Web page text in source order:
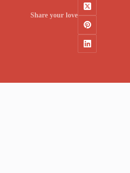
Share your love